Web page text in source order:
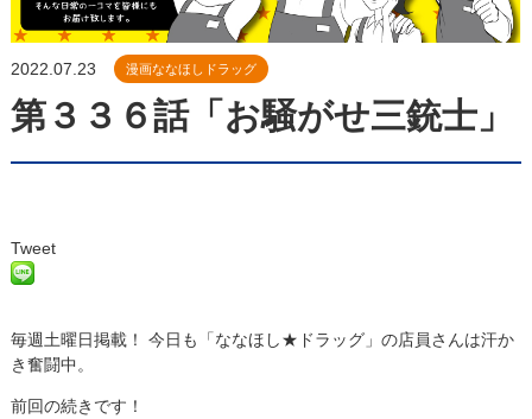
2022.07.23 漫画ななほしドラッグ
第３３６話「お騒がせ三銃士」
Tweet
毎週土曜日掲載！ 今日も「ななほし★ドラッグ」の店員さんは汗か
き奮闘中。
前回の続きです！